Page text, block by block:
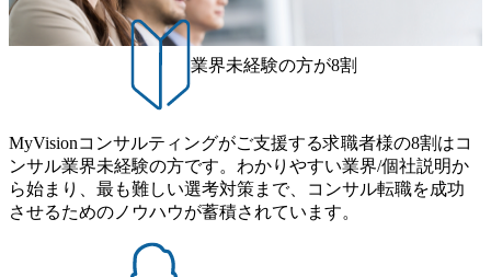
され、社員モチベーションが高いと評価されている。 ​ 大手
コンサルティングファームやSIer、事業会社出身者など、多
様な経歴の社員が活躍している。 年間休日120日以上、完全
週休2日制、有給休暇初年度10日(消化率46.3%)、特別休暇5
日など、充実した休暇制度を整備している。 ​ 月平均残業時
方が可能である。 ​ スポレク制度や入社者歓迎会、全社員集
会、リフレッシュ休暇など、社員同士の交流や健康をサポ
ートする取り組みが充実している。 2026年8月16日(日) 10:0
0～19:00予定 ※シニアコンサルタント職・マネージャー職
想定の方のみ参加可能です。 2026年8月12日(水) 16:00 平日
なかなか転職活動の時間が取れない方や、サクッと短期間
業界未経験の方が8割
MyVisionコンサルティングがご支援する求職者様の8割はコ
ンサル業界未経験の方です。わかりやすい業界/個社説明か
ら始まり、最も難しい選考対策まで、コンサル転職を成功
させるためのノウハウが蓄積されています。